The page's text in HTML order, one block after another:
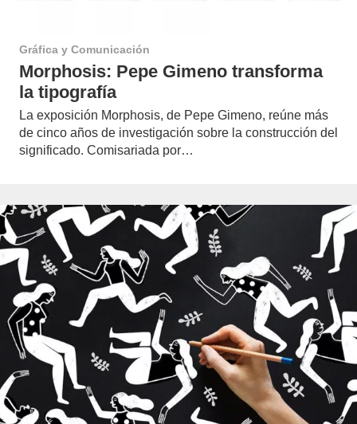
Gráfica y Comunicación
Morphosis: Pepe Gimeno transforma
la tipografía
La exposición Morphosis, de Pepe Gimeno, reúne más
de cinco años de investigación sobre la construcción del
significado. Comisariada por…